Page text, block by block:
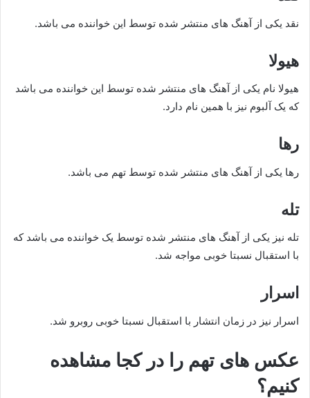
نقد یکی از آهنگ های منتشر شده توسط این خواننده می باشد.
هیولا
هیولا نام یکی از آهنگ های منتشر شده توسط این خواننده می باشد
که یک آلبوم نیز با همین نام دارد.
رها
رها یکی از آهنگ های منتشر شده توسط تهم می باشد.
تله
تله نیز یکی از آهنگ های منتشر شده توسط یک خواننده می‌ باشد که
با استقبال نسبتا خوبی مواجه شد.
اسرار
اسرار نیز در زمان انتشار با استقبال نسبتا خوبی روبرو شد.
عکس های تهم را در کجا مشاهده
کنیم؟